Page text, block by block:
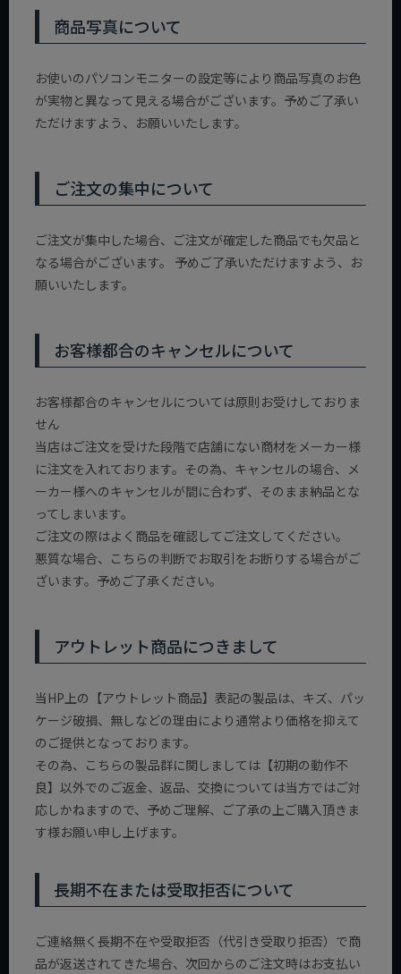
商品写真について
お使いのパソコンモニターの設定等により商品写真のお色
が実物と異なって見える場合がございます。予めご了承い
ただけますよう、お願いいたします。
ご注文の集中について
ご注文が集中した場合、ご注文が確定した商品でも欠品と
なる場合がございます。 予めご了承いただけますよう、お
願いいたします。
お客様都合のキャンセルについて
お客様都合のキャンセルについては原則お受けしておりま
せん
当店はご注文を受けた段階で店舗にない商材をメーカー様
に注文を入れております。その為、キャンセルの場合、メ
ーカー様へのキャンセルが間に合わず、そのまま納品とな
ってしまいます。
ご注文の際はよく商品を確認してご注文してください。
悪質な場合、こちらの判断でお取引をお断りする場合がご
ざいます。予めご了承ください。
アウトレット商品につきまして
当HP上の【アウトレット商品】表記の製品は、キズ、パッ
ケージ破損、無しなどの理由により通常より価格を抑えて
のご提供となっております。
その為、こちらの製品群に関しましては【初期の動作不
良】以外でのご返金、返品、交換については当方ではご対
応しかねますので、予めご理解、ご了承の上ご購入頂きま
す様お願い申し上げます。
長期不在または受取拒否について
ご連絡無く長期不在や受取拒否（代引き受取り拒否）で商
品が返送されてきた場合、次回からのご注文時はお支払い